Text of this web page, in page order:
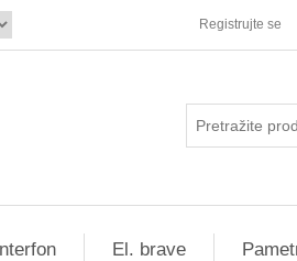
Registrujte se
El. brave